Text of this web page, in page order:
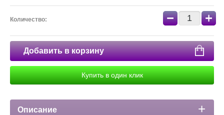
Количество: − +
Добавить в корзину
Купить в один клик
Описание